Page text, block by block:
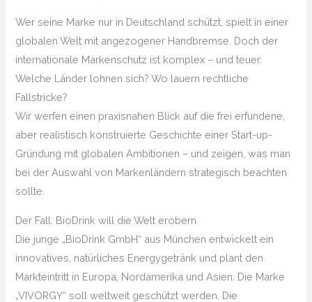
Wer seine Marke nur in Deutschland schützt, spielt in einer
globalen Welt mit angezogener Handbremse. Doch der
internationale Markenschutz ist komplex – und teuer.
Welche Länder lohnen sich? Wo lauern rechtliche
Fallstricke?
Wir werfen einen praxisnahen Blick auf die frei erfundene,
aber realistisch konstruierte Geschichte einer Start-up-
Gründung mit globalen Ambitionen – und zeigen, was man
bei der Auswahl von Markenländern strategisch beachten
sollte.
Der Fall: BioDrink will die Welt erobern
Die junge „BioDrink GmbH“ aus München entwickelt ein
innovatives, natürliches Energygetränk und plant den
Markteintritt in Europa, Nordamerika und Asien. Die Marke
„VIVORGY“ soll weltweit geschützt werden. Die